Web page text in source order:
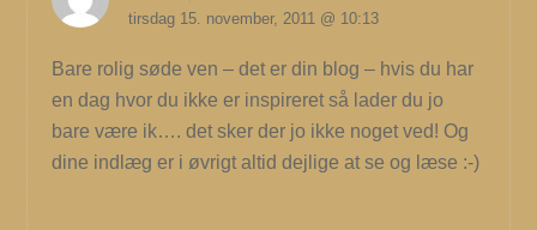
tirsdag 15. november, 2011 @ 10:13
Bare rolig søde ven – det er din blog – hvis du har
en dag hvor du ikke er inspireret så lader du jo
bare være ik…. det sker der jo ikke noget ved! Og
dine indlæg er i øvrigt altid dejlige at se og læse :-)